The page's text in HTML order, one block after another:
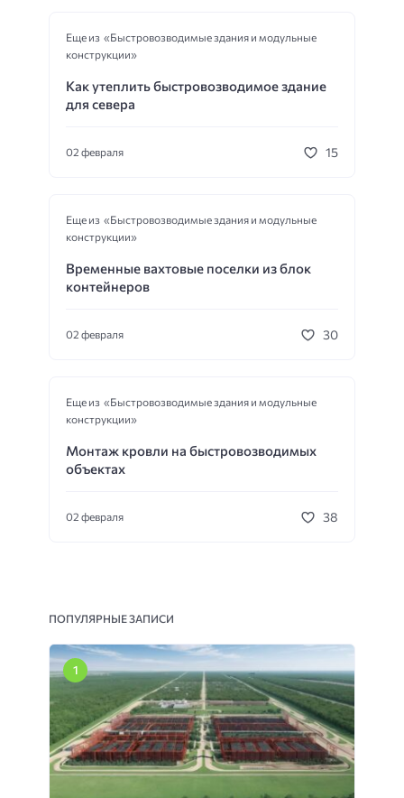
Еще из «Быстровозводимые здания и модульные
конструкции»
Как утеплить быстровозводимое здание
для севера
02 февраля 15
Еще из «Быстровозводимые здания и модульные
конструкции»
Временные вахтовые поселки из блок
контейнеров
02 февраля 30
Еще из «Быстровозводимые здания и модульные
конструкции»
Монтаж кровли на быстровозводимых
объектах
02 февраля 38
ПОПУЛЯРНЫЕ ЗАПИСИ